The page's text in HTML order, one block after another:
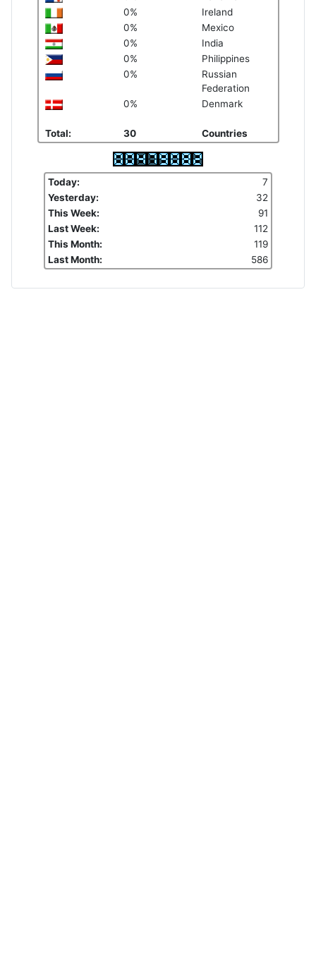
0%
Ireland
0%
Mexico
0%
India
0%
Philippines
0%
Russian
Federation
0%
Denmark
Total: 30 Countries
Today:
7
Yesterday:
32
This Week:
91
Last Week:
112
This Month:
119
Last Month:
586